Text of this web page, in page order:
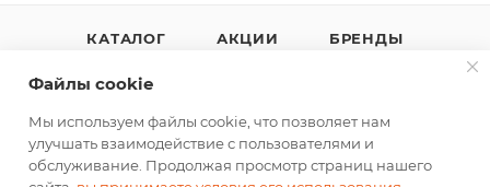
КАТАЛОГ АКЦИИ БРЕНДЫ
КАК КУПИТЬ
РЕКОМЕНДАТЕЛЬНЫЕ ТЕХНОЛОГИИ
Файлы cookie
Мы используем файлы cookie, что позволяет нам
улучшать взаимодействие с пользователями и
обслуживание. Продолжая просмотр страниц нашего